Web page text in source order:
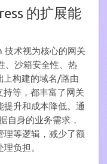
的扩展能
技术视为核心的网关
、沙箱安全性、热
上构建的域名/路由
持等，都丰富了网关
提升和成本降低。通
自身的业务需求，
理等逻辑，减少了额
负担。